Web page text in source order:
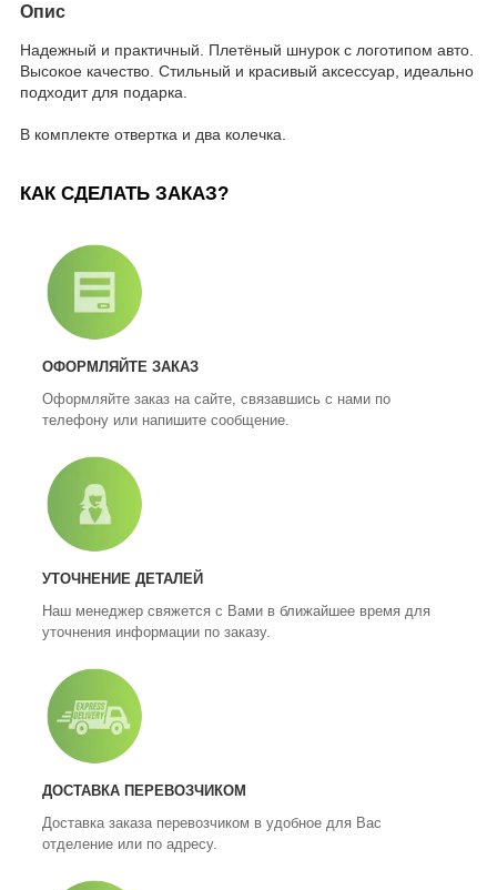
Опис
Надежный и практичный. Плетёный шнурок с логотипом авто.
Высокое качество. Стильный и красивый аксессуар, идеально
подходит для подарка.
В комплекте отвертка и два колечка.
КАК СДЕЛАТЬ ЗАКАЗ?
ОФОРМЛЯЙТЕ ЗАКАЗ
Оформляйте заказ на сайте, связавшись с нами по
телефону или напишите сообщение.
УТОЧНЕНИЕ ДЕТАЛЕЙ
Наш менеджер свяжется с Вами в ближайшее время для
уточнения информации по заказу.
ДОСТАВКА ПЕРЕВОЗЧИКОМ
Доставка заказа перевозчиком в удобное для Вас
отделение или по адресу.